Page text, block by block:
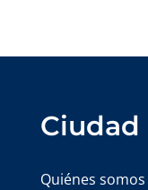
Ciudad
Quiénes somos